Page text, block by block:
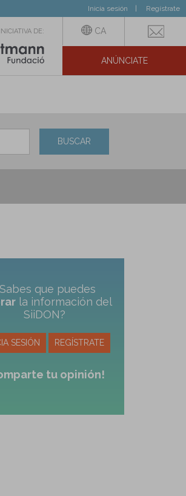
Inicia sesión Regístrate
DE: CA
ANÚNCIATE
BUSCAR
que puedes
la información del
SiiDON?
SESIÓN REGÍSTRATE
tu opinión!